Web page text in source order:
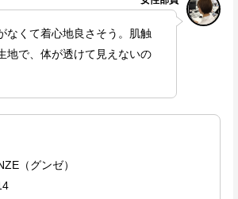
なくて着心地良さそう。肌触
地で、体が透けて見えないの
（グンゼ）